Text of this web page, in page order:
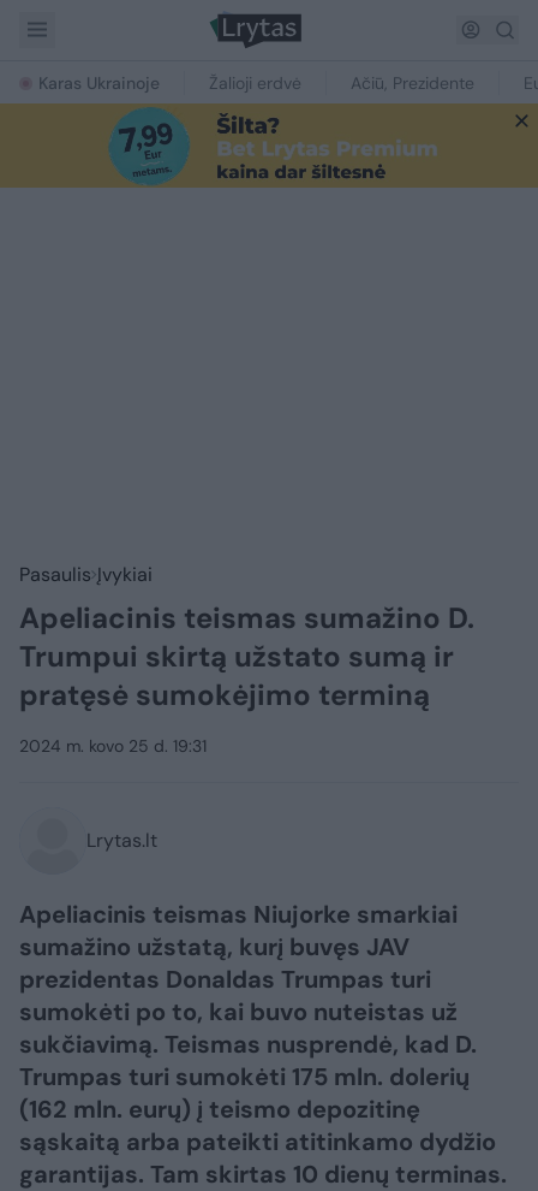
Karas Ukrainoje Žalioji erdvė Ačiū, Prezidente
Pasaulis Įvykiai
Apeliacinis teismas sumažino D.
Trumpui skirtą užstato sumą ir
pratęsė sumokėjimo terminą
2024 m. kovo 25 d. 19:31
Lrytas.lt
Apeliacinis teismas Niujorke smarkiai
sumažino užstatą, kurį buvęs JAV
prezidentas Donaldas Trumpas turi
sumokėti po to, kai buvo nuteistas už
sukčiavimą. Teismas nusprendė, kad D.
Trumpas turi sumokėti 175 mln. dolerių
(162 mln. eurų) į teismo depozitinę
sąskaitą arba pateikti atitinkamo dydžio
garantijas. Tam skirtas 10 dienų terminas.